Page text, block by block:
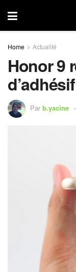
Home Actualité
Honor 9
Par b.yacine